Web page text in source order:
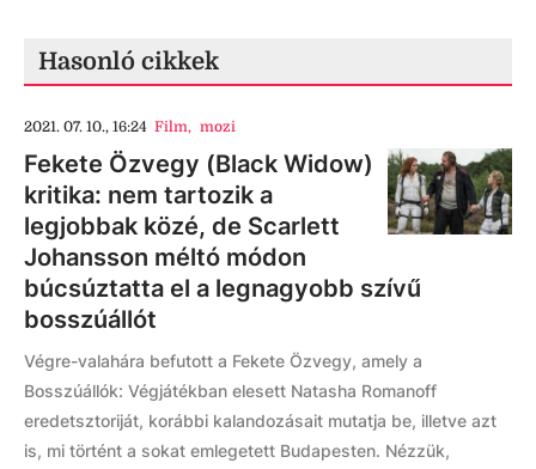
Hasonló cikkek
2021. 07. 10., 16:24 Film, mozi
Fekete Özvegy (Black Widow)
kritika: nem tartozik a
legjobbak közé, de Scarlett
Johansson méltó módon
búcsúztatta el a legnagyobb szívű
bosszúállót
Végre-valahára befutott a Fekete Özvegy, amely a
Bosszúállók: Végjátékban elesett Natasha Romanoff
eredetsztoriját, korábbi kalandozásait mutatja be, illetve azt
is, mi történt a sokat emlegetett Budapesten. Nézzük,